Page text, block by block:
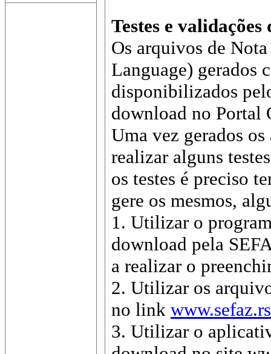
Testes e validações
Os arquivos de
Language) gerados
disponibilizados
download no
Uma vez gerados
realizar alguns
os testes é preciso
gere os mesmos,
1. Utilizar o
download pela
a realizar o
2. Utilizar os
no link
3. Utilizar o